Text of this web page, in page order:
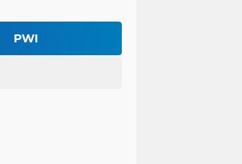
Pemerintah Kota Tangerang bersama Pemprov Banten Mulai Tertibkan Kabel Udara
PWI